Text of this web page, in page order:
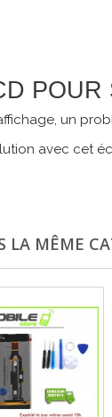
un
avec cet
LA MÊME